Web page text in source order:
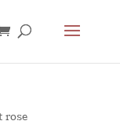
rose